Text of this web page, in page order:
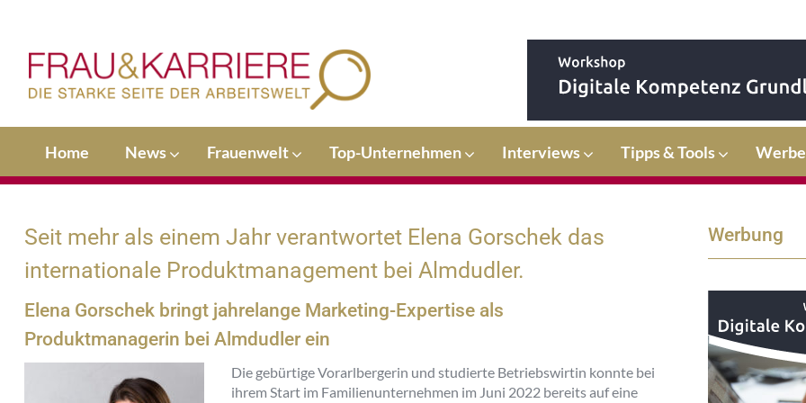
Home News Frauenwelt Top-Unternehmen Interviews Tipps & Tools
Seit mehr als einem Jahr verantwortet Elena Gorschek das
internationale Produktmanagement bei Almdudler.
Elena Gorschek bringt jahrelange Marketing-Expertise als
Produktmanagerin bei Almdudler ein
Die gebürtige Vorarlbergerin und studierte Betriebswirtin konnte bei
ihrem Start im Familienunternehmen im Juni 2022 bereits auf eine
Werbung